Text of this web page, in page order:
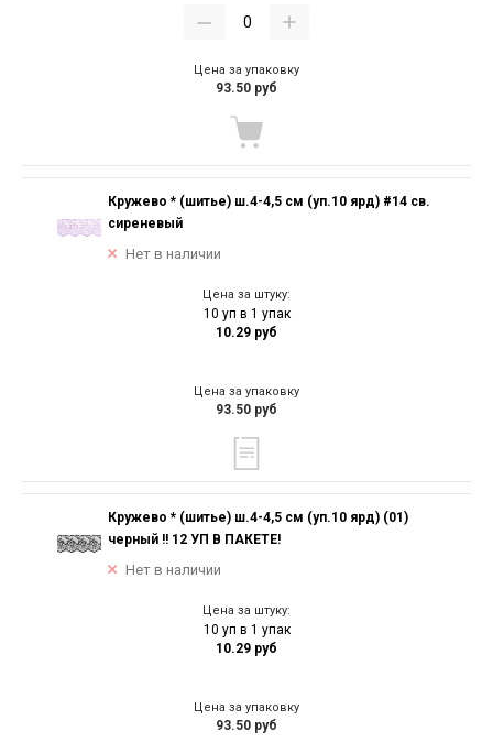
Цена за упаковку
93.50 руб
Кружево * (шитье) ш.4-4,5 см (уп.10 ярд) #14 св.
сиреневый
Нет в наличии
Цена за штуку:
10 уп в 1 упак
10.29 руб
Цена за упаковку
93.50 руб
Кружево * (шитье) ш.4-4,5 см (уп.10 ярд) (01)
черный !! 12 УП В ПАКЕТЕ!
Нет в наличии
Цена за штуку:
10 уп в 1 упак
10.29 руб
Цена за упаковку
93.50 руб